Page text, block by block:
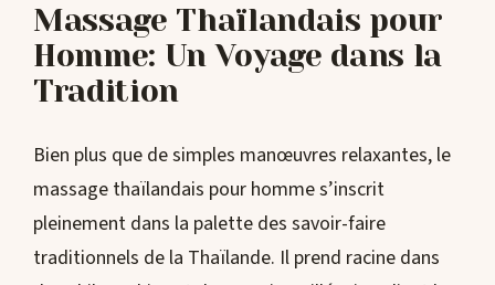
Massage Thaïlandais pour
Homme: Un Voyage dans la
Tradition
Bien plus que de simples manœuvres relaxantes, le
massage thaïlandais pour homme s’inscrit
pleinement dans la palette des savoir-faire
traditionnels de la Thaïlande. Il prend racine dans